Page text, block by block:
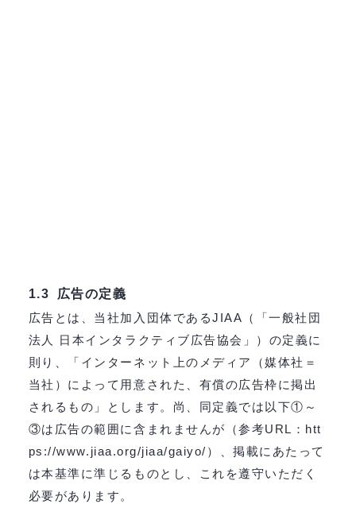
1.3 広告の定義
広告とは、当社加入団体であるJIAA（「一般社団
法人 日本インタラクティブ広告協会」）の定義に
則り、「インターネット上のメディア（媒体社＝
当社）によって用意された、有償の広告枠に掲出
されるもの」とします。尚、同定義では以下①～
③は広告の範囲に含まれませんが（参考URL：htt
ps://www.jiaa.org/jiaa/gaiyo/）、掲載にあたって
は本基準に準じるものとし、これを遵守いただく
必要があります。